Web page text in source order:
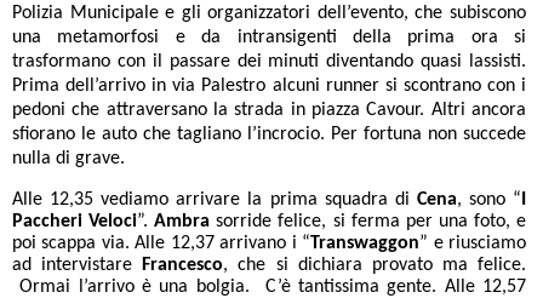
Polizia Municipale e gli organizzatori dell’evento, che subiscono
una metamorfosi e da intransigenti della prima ora si
trasformano con il passare dei minuti diventando quasi lassisti.
Prima dell’arrivo in via Palestro alcuni runner si scontrano con i
pedoni che attraversano la strada in piazza Cavour. Altri ancora
sfiorano le auto che tagliano l’incrocio. Per fortuna non succede
nulla di grave.
Alle 12,35 vediamo arrivare la prima squadra di Cena, sono “
Paccheri Veloci”.Ambra sorride felice, si ferma per una foto, e
poi scappa via.Alle 12,37 arrivano i “Transwaggon” e riusciamo
ad intervistare
Francesco, che si dichiara provato ma felice.
Ormai l’arrivo è una bolgia. C’è tantissima gente. Alle 12,57